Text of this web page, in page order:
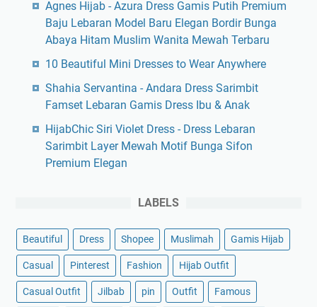
Agnes Hijab - Azura Dress Gamis Putih Premium
Baju Lebaran Model Baru Elegan Bordir Bunga
Abaya Hitam Muslim Wanita Mewah Terbaru
10 Beautiful Mini Dresses to Wear Anywhere
Shahia Servantina - Andara Dress Sarimbit
Famset Lebaran Gamis Dress Ibu & Anak
HijabChic Siri Violet Dress - Dress Lebaran
Sarimbit Layer Mewah Motif Bunga Sifon
Premium Elegan
LABELS
Beautiful Dress Shopee Muslimah Gamis Hijab
Casual Pinterest Fashion Hijab Outfit
Casual Outfit Jilbab pin Outfit Famous